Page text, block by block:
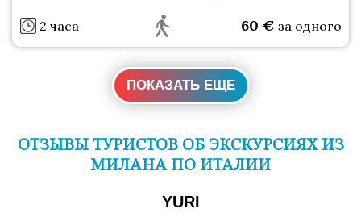
2 часа 60 € за одного
ПОКАЗАТЬ ЕЩЕ
ОТЗЫВЫ ТУРИСТОВ ОБ ЭКСКУРСИЯХ ИЗ
МИЛАНА ПО ИТАЛИИ
YURI